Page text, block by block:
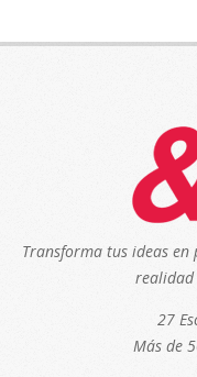
Transforma tus ideas
realidad
27
Más de